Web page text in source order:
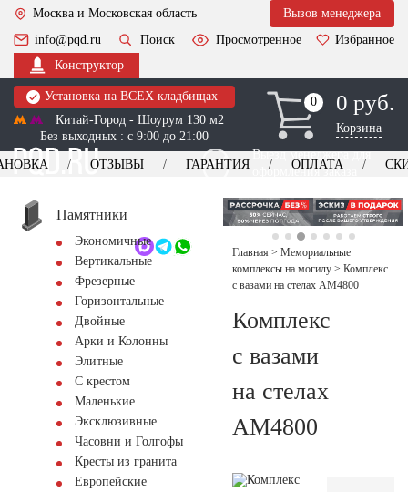
Москва и Московская область
Вызов менеджера
info@pqd.ru
Поиск Просмотренное
Избранное
Конструктор
Установка на ВСЕХ кладбищах
Китай-Город - Шоурум 130 м2
Без выходных : с 9:00 до 21:00
0
0 0 руб.
Корзина
Выезд менеджера для
оформления заказа
+7 (495) 518-44-23
Обратный звонок
ОТЗЫВЫ ГАРАНТИЯ ОПЛАТА
Памятники
Экономичные
Вертикальные
Фрезерные
Горизонтальные
Двойные
Арки и Колонны
Элитные
С крестом
Маленькие
Эксклюзивные
Часовни и Голгофы
Кресты из гранита
Европейские
Главная > Мемориальные
комплексы на могилу > Комплекс
с вазами на стелах AM4800
Комплекс
с вазами
на стелах
AM4800